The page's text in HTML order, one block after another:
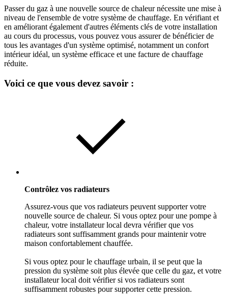
Passer du gaz à une nouvelle source de chaleur nécessite une mise à
niveau de l'ensemble de votre système de chauffage. En vérifiant et
en améliorant également d'autres éléments clés de votre installation
au cours du processus, vous pouvez vous assurer de bénéficier de
tous les avantages d'un système optimisé, notamment un confort
intérieur idéal, un système efficace et une facture de chauffage
réduite.
Voici ce que vous devez savoir :
Contrôlez vos radiateurs
Assurez-vous que vos radiateurs peuvent supporter votre
nouvelle source de chaleur. Si vous optez pour une pompe à
chaleur, votre installateur local devra vérifier que vos
radiateurs sont suffisamment grands pour maintenir votre
maison confortablement chauffée.
Si vous optez pour le chauffage urbain, il se peut que la
pression du système soit plus élevée que celle du gaz, et votre
installateur local doit vérifier si vos radiateurs sont
suffisamment robustes pour supporter cette pression.